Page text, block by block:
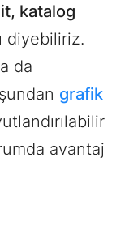
katalog
diyebiliriz.
da
grafik
avantaj